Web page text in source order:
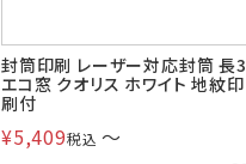
封筒印刷 レーザー対応封筒 長3
エコ窓 クオリス ホワイト 地紋印
刷付
¥5,409税込 〜